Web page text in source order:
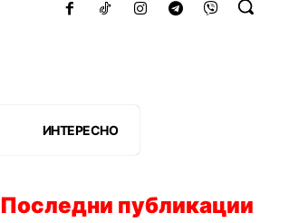
ИНТЕРЕСНО
Последни публикации